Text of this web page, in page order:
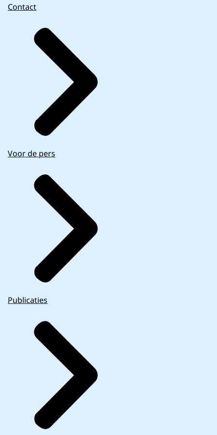
Meer inspiratie opdoen?
Contact
Voor de pers
Publicaties